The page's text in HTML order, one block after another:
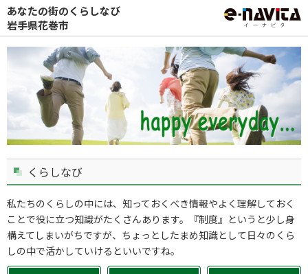
あなたの街のくらしなび
岩手県花巻市
くらしなび
私たちのくらしの中には、知っておくべき情報やよく理解しておく
ことで役に立つ知識がたくさんあります。『制度』というと少し身
構えてしまいがちですが、ちょっとしたまめ知識として日々のくら
しの中で活かしていけるといいですね。